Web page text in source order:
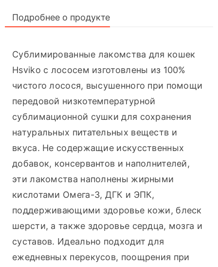
Подробнее о продукте
Сублимированные лакомства для кошек
Hsviko с лососем изготовлены из 100%
чистого лосося, высушенного при помощи
передовой низкотемпературной
сублимационной сушки для сохранения
натуральных питательных веществ и
вкуса. Не содержащие искусственных
добавок, консервантов и наполнителей,
эти лакомства наполнены жирными
кислотами Омега-3, ДГК и ЭПК,
поддерживающими здоровье кожи, блеск
шерсти, а также здоровье сердца, мозга и
суставов. Идеально подходит для
ежедневных перекусов, поощрения при